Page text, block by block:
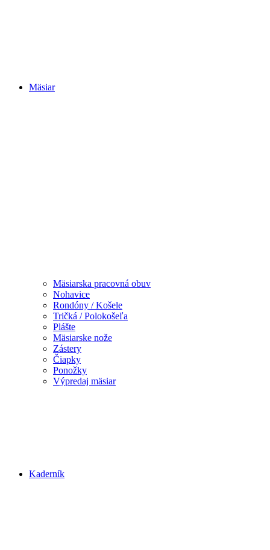
Mäsiar
Mäsiarska pracovná obuv
Nohavice
Rondóny / Košele
Tričká / Polokošeľa
Plášte
Mäsiarske nože
Zástery
Čiapky
Ponožky
Výpredaj mäsiar
Kaderník